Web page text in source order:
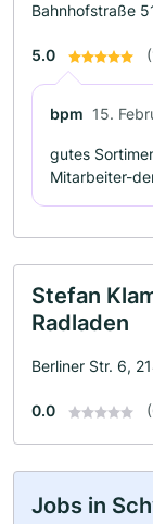
Bahnhofstraße
5.0
bpm 15.
gutes
Mitarbeiter-
Stefan
Radladen
Berliner Str. 6,
0.0
Jobs in